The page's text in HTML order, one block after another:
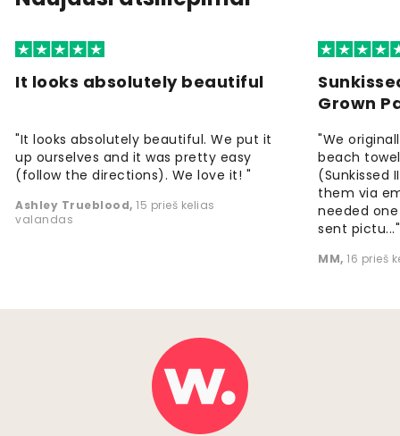
It looks absolutely beautiful
"It looks absolutely beautiful. We put it
up ourselves and it was pretty easy
(follow the directions). We love it! "
Ashley Trueblood, 15 prieš kelias
valandas
Grown
"We
beach
(Sunkissed
them via
needed
sent pictu..."
MM, 16 prieš